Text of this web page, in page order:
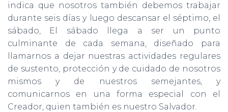
indica que nosotros también debemos trabajar
durante seis días y luego descansar el séptimo, el
sábado, El sábado llega a ser un punto
culminante de cada semana, diseñado para
llamarnos a dejar nuestras actividades regulares
de sustento, protección y de cuidado de nosotros
mismos y de nuestros semejantes, y
comunicarnos en una forma especial con el
Creador, quien también es nuestro Salvador.